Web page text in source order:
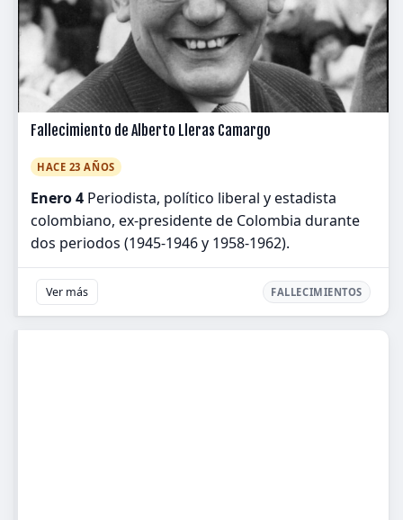
Fallecimiento de Alberto Lleras Camargo
HACE 23 AÑOS
Enero 4 Periodista, político liberal y estadista
colombiano, ex-presidente de Colombia durante
dos periodos (1945-1946 y 1958-1962).
Ver más FALLECIMIENTOS